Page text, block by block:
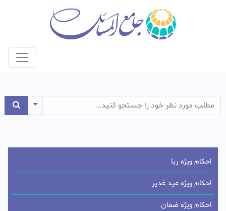
احکام ویژه ربا
احکام ویژه عید غدیر
احکام ویژه ضمان